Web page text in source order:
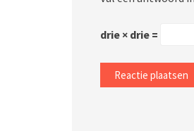
drie × drie =